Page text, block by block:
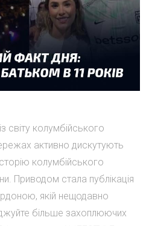
світу колумбійського
активно дискутують
колумбійського
Приводом стала публікація
якій нещодавно
більше захоплюючих